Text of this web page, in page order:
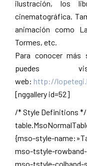
ilustración, los
cinematográfica.
animación como
Tormes, etc.
Para conocer más
puedes
web: http://
[nggallery id=52]
/* Style Definitions */
{mso-style-
mso-tstyle-
mso-tstyle-colband-